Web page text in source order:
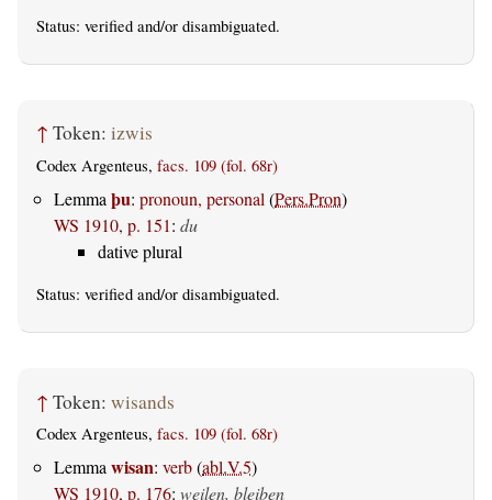
Status: verified and/or disambiguated.
↑ Token: izwis
Codex Argenteus, facs. 109 (fol. 68r)
Lemma þu: pronoun, personal (Pers.Pron)
WS 1910, p. 151: du
dative plural
Status: verified and/or disambiguated.
↑ Token: wisands
Codex Argenteus, facs. 109 (fol. 68r)
Lemmawisan: verb(abl.V.5)
WS 1910, p. 176: weilen, bleiben